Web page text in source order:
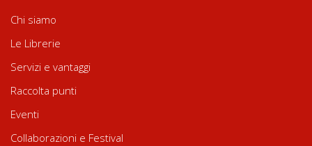
Chi siamo
Le Librerie
Servizi e vantaggi
Raccolta punti
Eventi
Collaborazioni e Festival